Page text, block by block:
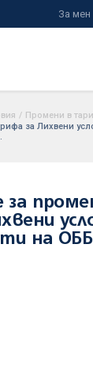
За мен
/ Промени в
за Лихвени
за
на